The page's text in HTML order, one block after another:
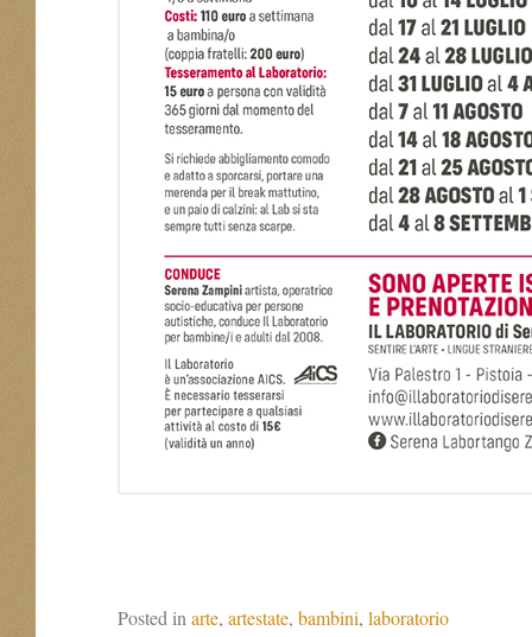
Posted in arte, artestate, bambini, laboratorio